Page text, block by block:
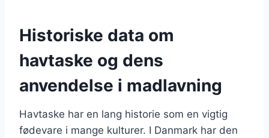
Historiske data om
havtaske og dens
anvendelse i madlavning
Havtaske har en lang historie som en vigtig
fødevare i mange kulturer. I Danmark har den